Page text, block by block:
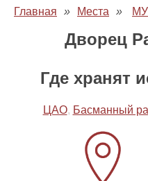
Главная » Места »
Дворец
Где хранят
ЦАО, Басманный